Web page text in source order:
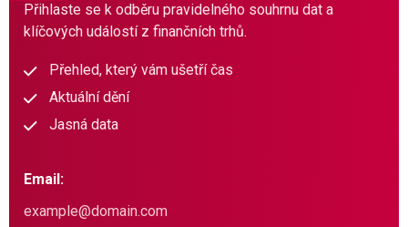
Přihlaste se k odběru pravidelného souhrnu dat a
klíčových událostí z finančních trhů.
Přehled, který vám ušetří čas
Aktuální dění
Jasná data
Email: